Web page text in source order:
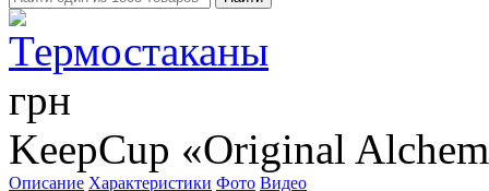
Термостаканы
грн
KeepCup «Original
Описание Характеристики Фото Видео